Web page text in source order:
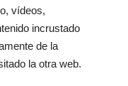
vídeos,
incrustado
de la
la otra web.